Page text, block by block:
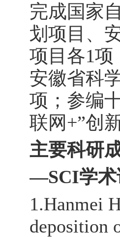
完成国家
划项目、
项目各1项
安徽省科
项； 参编
联网 +”创
主要科研
—SCI学术
1.Hanmei
deposition